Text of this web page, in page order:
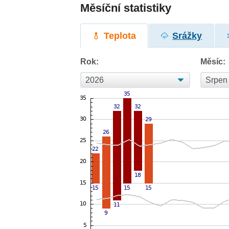
Měsíční statistiky
Teplota Srážky
Rok: Měsíc: